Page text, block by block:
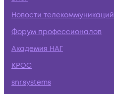
Новости телекоммуникаций
Форум профессионалов
Академия НАГ
КРОС
snr.systems